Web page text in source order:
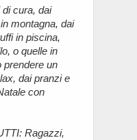
cura, dai
montagna, dai
in piscina,
o quelle in
prendere un
dai pranzi e
con
Ragazzi,